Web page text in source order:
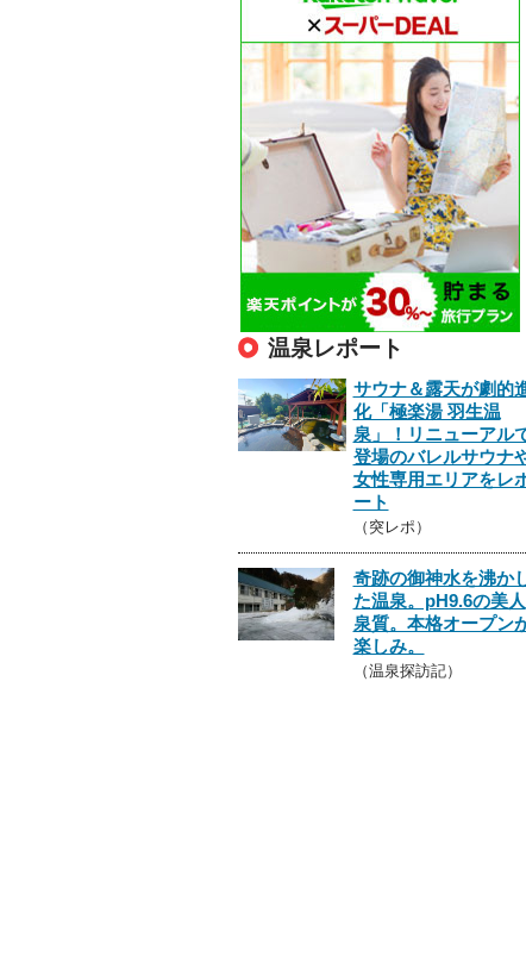
温泉レポート
サウナ＆露天が劇的
化「極楽湯 羽生温
泉」！リニューアル
登場のバレルサウナ
女性専用エリアをレ
ート
（突レポ）
奇跡の御神水を沸か
た温泉。pH9.6の美人
泉質。本格オープン
楽しみ。
（温泉探訪記）